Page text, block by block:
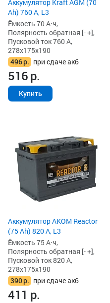
Аккумулятор Kraft AGM (70
Ah) 760 А, L3
Ёмкость 70 А·ч,
Полярность обратная [- +],
Пусковой ток 760 А,
278x175x190
496р. при сдаче акб
516р.
Купить
Аккумулятор AKOM Reactor
(75 Ah) 820 А, L3
Ёмкость 75 А·ч,
Полярность обратная [- +],
Пусковой ток 820 А,
278x175x190
390р. при сдаче акб
411 р.